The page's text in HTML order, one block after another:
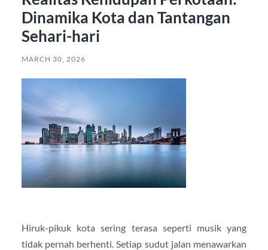
Dinamika Kota dan Tantangan
Sehari-hari
MARCH 30, 2026
Hiruk-pikuk kota sering terasa seperti musik yang
tidak pernah berhenti. Setiap sudut jalan menawarkan